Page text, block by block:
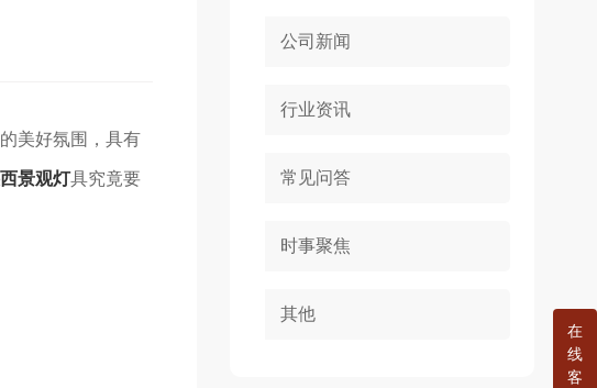
美好氛围，具有
景观灯具究竟要
公司新闻
行业资讯
常见问答
时事聚焦
其他
在
线
客